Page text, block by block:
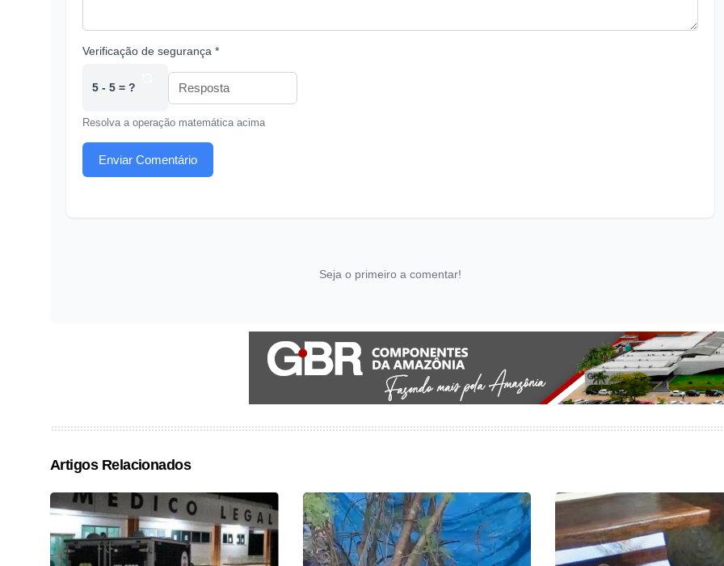
Verificação de segurança *
5 - 5 = ?
Resolva a operação matemática acima
Enviar Comentário
Seja o primeiro a comentar!
Artigos Relacionados